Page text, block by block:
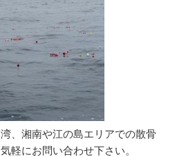
、湘南や江の島エリアでの散骨
軽にお問い合わせ下さい。